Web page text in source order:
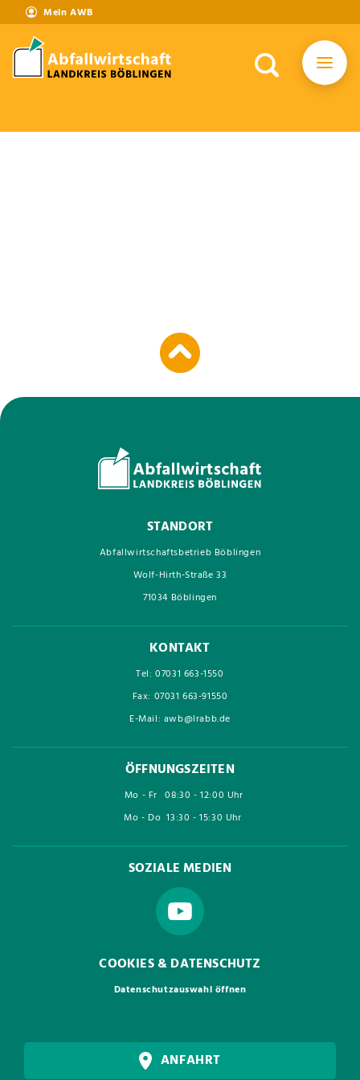
Mein AWB
STANDORT
Abfallwirtschaftsbetrieb Böblingen
Wolf-Hirth-Straße 33
71034 Böblingen
KONTAKT
Tel: 07031 663-1550
Fax: 07031 663-91550
E-Mail: awb@lrabb.de
ÖFFNUNGSZEITEN
Mo - Fr 08:30 - 12:00 Uhr
Mo - Do 13:30 - 15:30 Uhr
SOZIALE MEDIEN
COOKIES & DATENSCHUTZ
Datenschutzauswahl öffnen
ANFAHRT